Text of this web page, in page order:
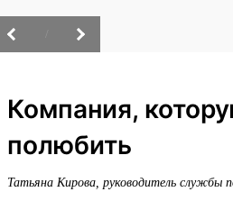
Компания,
полюбить
Татьяна Кирова, руководитель службы